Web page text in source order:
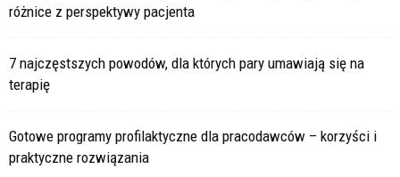
różnice z perspektywy pacjenta
7 najczęstszych powodów, dla których pary umawiają się na
terapię
Gotowe programy profilaktyczne dla pracodawców – korzyści i
praktyczne rozwiązania